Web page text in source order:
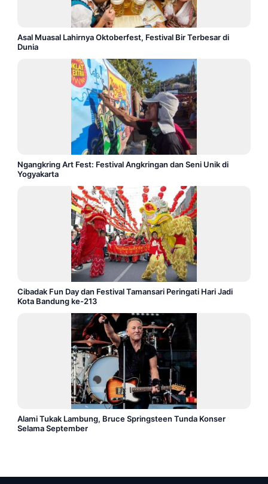
Asal Muasal Lahirnya Oktoberfest, Festival Bir Terbesar di
Dunia
Ngangkring Art Fest: Festival Angkringan dan Seni Unik di
Yogyakarta
Cibadak Fun Day dan Festival Tamansari Peringati Hari Jadi
Kota Bandung ke-213
Alami Tukak Lambung, Bruce Springsteen Tunda Konser
Selama September